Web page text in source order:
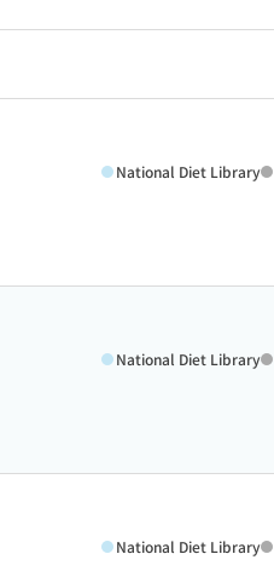
National Diet Library
National Diet Library
National Diet Library